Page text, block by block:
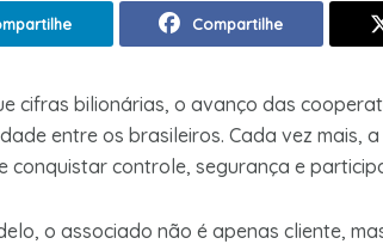
Compartilhe
cifras bilionárias, o avanço das
entre os brasileiros. Cada vez mais,
conquistar controle, segurança e
o associado não é apenas cliente,